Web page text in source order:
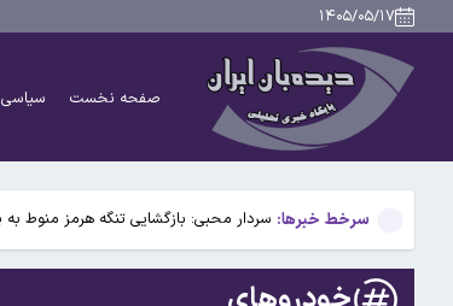
۱۴۰۵/۰۵/۱۷
صفحه نخست سیاسی
سرخط خبرها:
پیش‌بینی وضعیت هوا طی روزهای آینده
غریب آبادی: در اثر تصمیمات برخی
هشدار نسبت به وفوع تندباد در تهران
سردار محبی: بازگشایی تنگه هرمز منوط
تلاش برای انتقال پادگان‌ها به خارج